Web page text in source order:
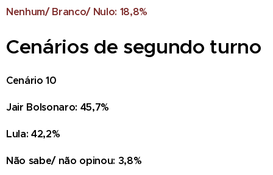
Nenhum/ Branco/ Nulo: 18,8%
Cenários de segundo turno
Cenário 10
Jair Bolsonaro: 45,7%
Lula: 42,2%
Não sabe/ não opinou: 3,8%